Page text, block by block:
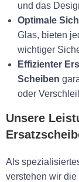
und das
Optimale
Glas, bieten
wichtiger
Effizienter
Scheiben
oder
Unsere
Als
verstehen wir